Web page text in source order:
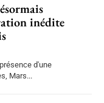
inédite
d'une
Mars...